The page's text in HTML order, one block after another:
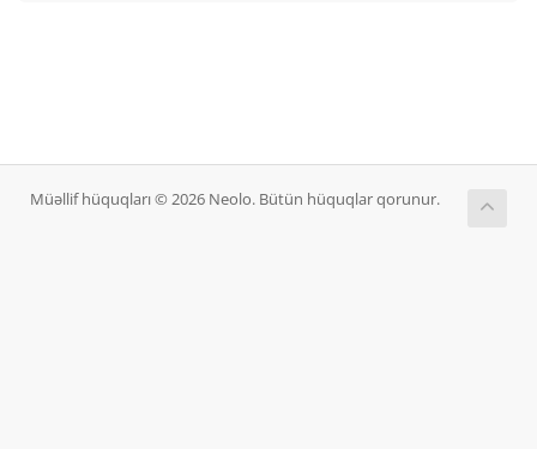
Müəllif hüquqları © 2026 Neolo. Bütün hüquqlar qorunur.